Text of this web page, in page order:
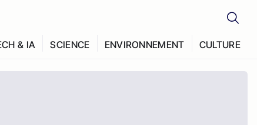
& IA SCIENCE ENVIRONNEMENT CULTURE